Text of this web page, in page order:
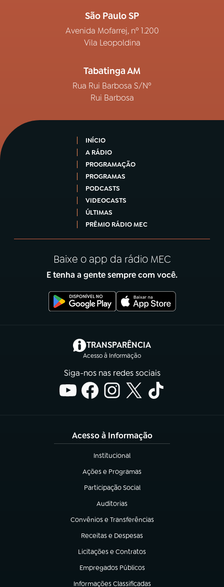
São Paulo SP
Avenida Mofarrej, nº 1.200
Vila Leopoldina
Tabatinga AM
Rua Rui Barbosa S/Nº
Rui Barbosa
INÍCIO
A RÁDIO
PROGRAMAÇÃO
PROGRAMAS
PODCASTS
VIDEOCASTS
ÚLTIMAS
PRÊMIO RÁDIO MEC
Baixe o app da rádio MEC
E tenha a gente sempre com você.
TRANSPARÊNCIA
Acesso à Informação
(abre em nova aba)
Siga-nos nas redes sociais
Acesso à Informação
Institucional
(abre em nova aba)
Ações e Programas
(abre em nova aba)
Participação Social
(abre em nova aba)
Auditorias
(abre em nova aba)
Convênios e Transferências
(abre em nova aba)
Receitas e Despesas
(abre em nova aba)
Licitações e Contratos
(abre em nova aba)
Empregados Públicos
(abre em nova aba)
Informações Classificadas